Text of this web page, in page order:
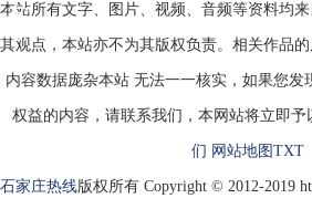
车”，
新
本站所有文字、图片、视频、音频等资料均
其观点，本站亦不为其版权负责。相关作品
内容数据庞杂本站 无法一一核实，如果您发
权益的内容，请联系我们，本网站将立即予
们 网站地图 TXT
石家庄热线版权所有 Copyright © 2012-2019